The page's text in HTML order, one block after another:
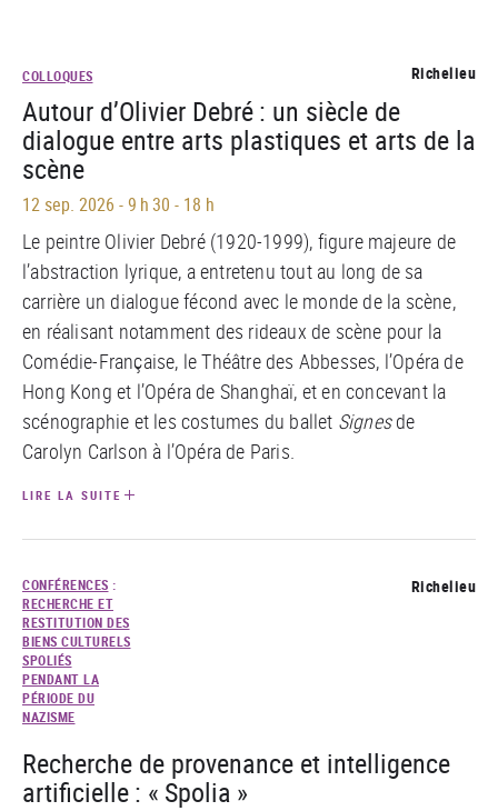
COLLOQUES Richelieu
Autour d’Olivier Debré : un siècle de
dialogue entre arts plastiques et arts de la
scène
12 sep. 2026 -9 h 30 - 18 h
Le peintre Olivier Debré (1920-1999), figure majeure de
l’abstraction lyrique, a entretenu tout au long de sa
carrière un dialogue fécond avec le monde de la scène,
en réalisant notamment des rideaux de scène pour la
Comédie-Française, le Théâtre des Abbesses, l’Opéra de
Hong Kong et l’Opéra de Shanghaï, et en concevant la
scénographie et les costumes du ballet Signesde
Carolyn Carlson à l’Opéra de Paris.
LIRE LA SUITE
CONFÉRENCES :
RECHERCHE ET
RESTITUTION DES
BIENS CULTURELS
SPOLIÉS
PENDANT LA
PÉRIODE DU
NAZISME
Richelieu
Recherche de provenance et intelligence
artificielle : « Spolia »